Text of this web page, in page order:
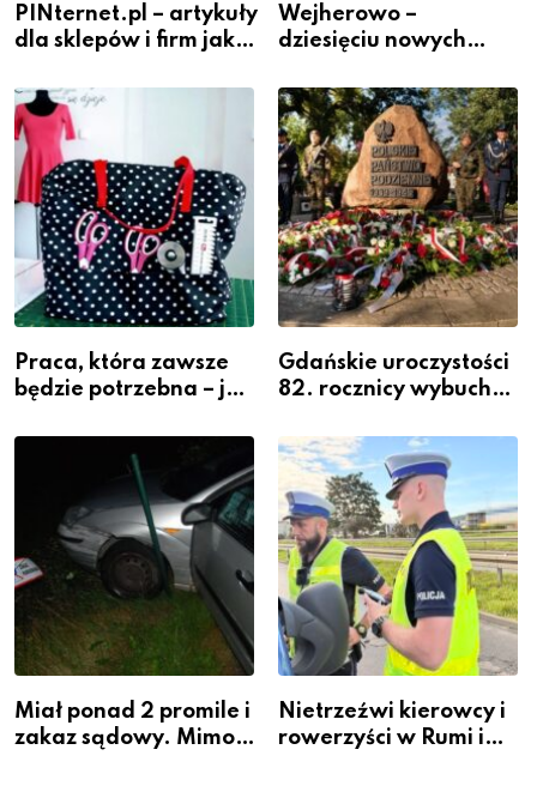
PINternet.pl – artykuły
dla sklepów i firm jako
widoczność
Wejherowo –
dziesięciu nowych
szeregach Komendy
Powiatowej
Praca, która zawsze
będzie potrzebna – jak
zawodem przyszłości i
gdzie się go nauczyć?
Gdańskie uroczystości
82. rocznicy wybuchu
Warszawskiego
Miał ponad 2 promile i
zakaz sądowy. Mimo
Nietrzeźwi kierowcy i
rowerzyści w Rumi i